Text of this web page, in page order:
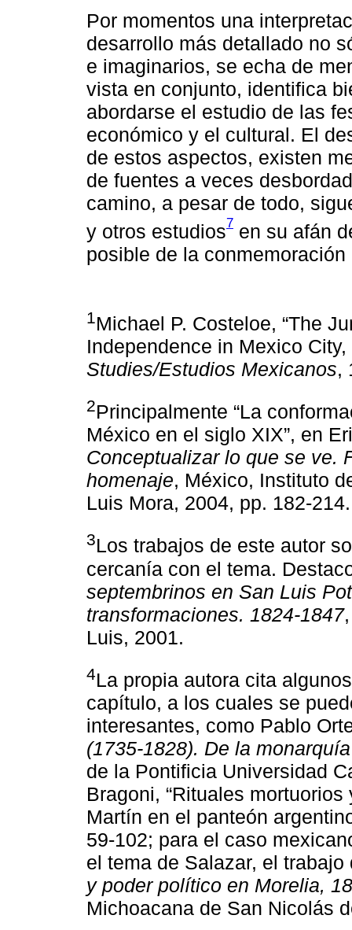
Por momentos una
desarrollo más detallado no
e imaginarios, se echa de
vista en conjunto, identifica
abordarse el estudio de las
económico y el cultural. El
de estos aspectos, existen
de fuentes a veces
camino, a pesar de todo,
y otros estudios7 en su afán
posible de la conmemoración
1Michael P. Costeloe, “The
Independence in Mexico
Studies/Estudios Mexicanos,
2Principalmente “La
México en el siglo XIX”, en
Conceptualizar lo que se ve.
homenaje, México, Instituto
Luis Mora, 2004, pp. 182-214.
3Los trabajos de este autor
cercanía con el tema.
septembrinos en San Luis
transformaciones. 1824-1847
Luis, 2001.
4La propia autora cita
capítulo, a los cuales se
interesantes, como Pablo
(1735-1828). De la
de la Pontificia Universidad
Bragoni, “Rituales
Martín en el panteón
59-102; para el caso
el tema de Salazar, el
y poder político en Morelia,
Michoacana de San Nicolás